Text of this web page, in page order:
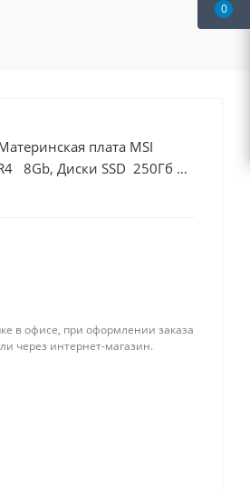
плата MSI
8Gb, Диски SSD 250Гб +
в офисе, при оформлении заказа
через интернет-магазин.
0